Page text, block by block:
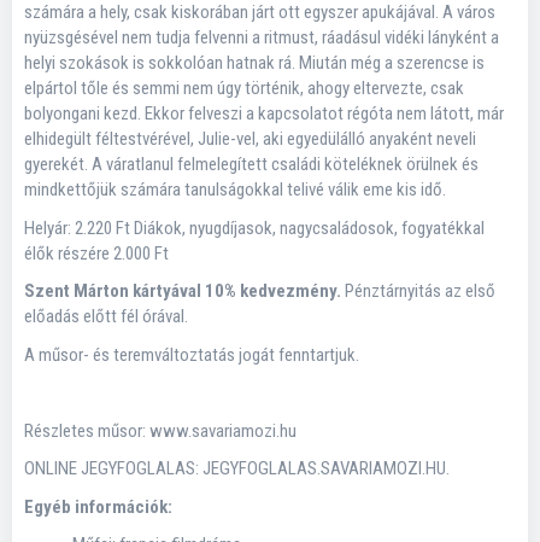
számára a hely, csak kiskorában járt ott egyszer apukájával. A város
nyüzsgésével nem tudja felvenni a ritmust, ráadásul vidéki lányként a
helyi szokások is sokkolóan hatnak rá. Miután még a szerencse is
elpártol tőle és semmi nem úgy történik, ahogy eltervezte, csak
bolyongani kezd. Ekkor felveszi a kapcsolatot régóta nem látott, már
elhidegült féltestvérével, Julie-vel, aki egyedülálló anyaként neveli
gyerekét. A váratlanul felmelegített családi köteléknek örülnek és
mindkettőjük számára tanulságokkal telivé válik eme kis idő.
Helyár: 2.220 Ft Diákok, nyugdíjasok, nagycsaládosok, fogyatékkal
élők részére 2.000 Ft
Szent Márton kártyával 10% kedvezmény. Pénztárnyitás az első
előadás előtt fél órával.
A műsor- és teremváltoztatás jogát fenntartjuk.
Részletes műsor: www.savariamozi.hu
ONLINE JEGYFOGLALAS: JEGYFOGLALAS.SAVARIAMOZI.HU.
Egyéb információk: